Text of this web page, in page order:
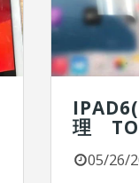
理
05/26/